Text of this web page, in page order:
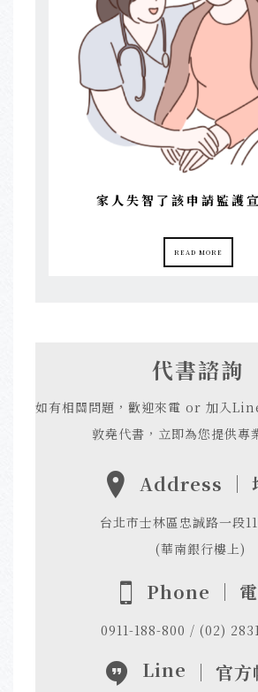
家人失智了該申請監護
READ MORE
代書諮詢
如有相關問題，歡迎來電 or 加入
敦堯代書，立即為您提供專
Address ｜
台北市士林區忠誠路一段
(華南銀行樓上)
Phone ｜
0911-188-800 / (02)
Line ｜ 官